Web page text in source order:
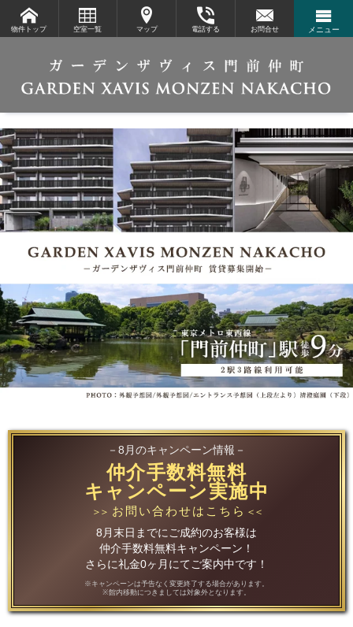
物件トップ 空室一覧 マップ 電話する お問合せ メニュー
－8月のキャンペーン情報－
仲介手数料無料
キャンペーン実施中
＞＞ お問い合わせはこちら ＜＜
8月末日までにご成約のお客様は
仲介手数料無料キャンペーン！
さらに礼金0ヶ月にてご案内中です！
※キャンペーンは予告なく変更終了する場合があります。
※館内移動につきましては対象外となります。